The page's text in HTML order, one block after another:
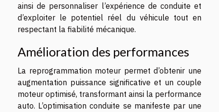
ainsi de personnaliser l’expérience de conduite et
d’exploiter le potentiel réel du véhicule tout en
respectant la fiabilité mécanique.
Amélioration des performances
La reprogrammation moteur permet d’obtenir une
augmentation puissance significative et un couple
moteur optimisé, transformant ainsi la performance
auto. L’optimisation conduite se manifeste par une